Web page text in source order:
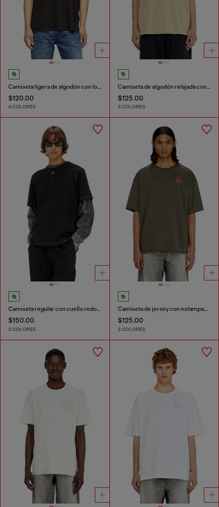
Camiseta ligera de algodón con logotipo Oval D metálico
$120.00
4 COLORES
Camiseta de algodón relajada con bordado Oval D
$125.00
3 COLORES
Camiseta regular con cuello redondo y Oval D
$150.00
2 COLORES
Camiseta de jersey con estampado flocado
$125.00
2 COLORES